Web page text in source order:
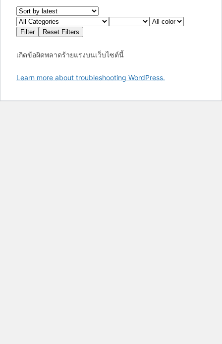
เกิดข้อผิดพลาดร้ายแรงบนเว็บไซต์นี้
Learn more about troubleshooting WordPress.